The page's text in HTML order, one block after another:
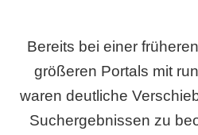
Bereits bei einer
größeren Portals mit
waren deutliche
Suchergebnissen zu